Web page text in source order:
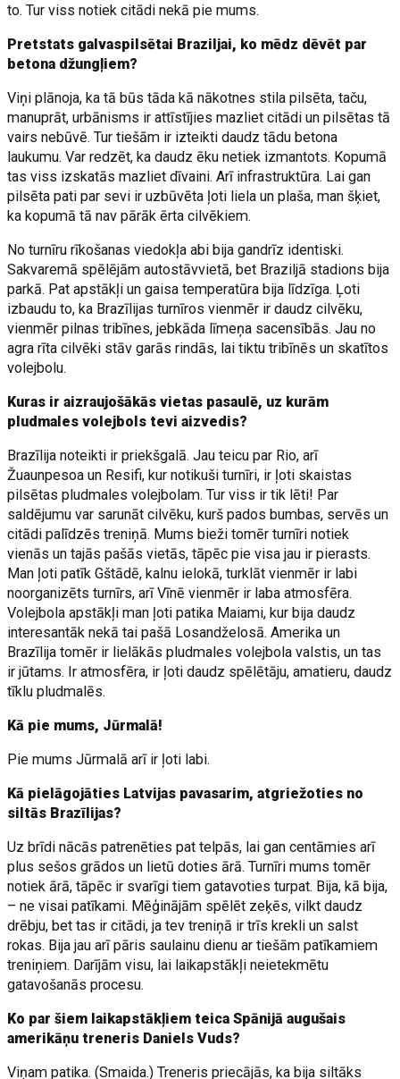
to. Tur viss notiek citādi nekā pie mums.
Pretstats galvaspilsētai Braziljai, ko mēdz dēvēt par
betona džungļiem?
Viņi plānoja, ka tā būs tāda kā nākotnes stila pilsēta, taču,
manuprāt, urbānisms ir attīstījies mazliet citādi un pilsētas tā
vairs nebūvē. Tur tiešām ir izteikti daudz tādu betona
laukumu. Var redzēt, ka daudz ēku netiek izmantots. Kopumā
tas viss izskatās mazliet dīvaini. Arī infrastruktūra. Lai gan
pilsēta pati par sevi ir uzbūvēta ļoti liela un plaša, man šķiet,
ka kopumā tā nav pārāk ērta cilvēkiem.
No turnīru rīkošanas viedokļa abi bija gandrīz identiski.
Sakvaremā spēlējām autostāvvietā, bet Braziljā stadions bija
parkā. Pat apstākļi un gaisa temperatūra bija līdzīga. Ļoti
izbaudu to, ka Brazīlijas turnīros vienmēr ir daudz cilvēku,
vienmēr pilnas tribīnes, jebkāda līmeņa sacensībās. Jau no
agra rīta cilvēki stāv garās rindās, lai tiktu tribīnēs un skatītos
volejbolu.
Kuras ir aizraujošākās vietas pasaulē, uz kurām
pludmales volejbols tevi aizvedis?
Brazīlija noteikti ir priekšgalā. Jau teicu par Rio, arī
Žuaunpesoa un Resifi, kur notikuši turnīri, ir ļoti skaistas
pilsētas pludmales volejbolam. Tur viss ir tik lēti! Par
saldējumu var sarunāt cilvēku, kurš pados bumbas, servēs un
citādi palīdzēs treniņā. Mums bieži tomēr turnīri notiek
vienās un tajās pašās vietās, tāpēc pie visa jau ir pierasts.
Man ļoti patīk Gštādē, kalnu ielokā, turklāt vienmēr ir labi
noorganizēts turnīrs, arī Vīnē vienmēr ir laba atmosfēra.
Volejbola apstākļi man ļoti patika Maiami, kur bija daudz
interesantāk nekā tai pašā Losandželosā. Amerika un
Brazīlija tomēr ir lielākās pludmales volejbola valstis, un tas
ir jūtams. Ir atmosfēra, ir ļoti daudz spēlētāju, amatieru, daudz
tīklu pludmalēs.
Kā pie mums, Jūrmalā!
Pie mums Jūrmalā arī ir ļoti labi.
Kā pielāgojāties Latvijas pavasarim, atgriežoties no
siltās Brazīlijas?
Uz brīdi nācās patrenēties pat telpās, lai gan centāmies arī
plus sešos grādos un lietū doties ārā. Turnīri mums tomēr
notiek ārā, tāpēc ir svarīgi tiem gatavoties turpat. Bija, kā bija,
– ne visai patīkami. Mēģinājām spēlēt zeķēs, vilkt daudz
drēbju, bet tas ir citādi, ja tev treniņā ir trīs krekli un salst
rokas. Bija jau arī pāris saulainu dienu ar tiešām patīkamiem
treniņiem. Darījām visu, lai laikapstākļi neietekmētu
gatavošanās procesu.
Ko par šiem laikapstākļiem teica Spānijā augušais
amerikāņu treneris Daniels Vuds?
Viņam patika. (Smaida.) Treneris priecājās, ka bija siltāks